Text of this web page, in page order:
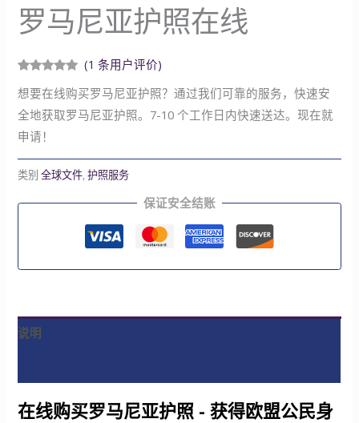
罗马尼亚护照在线
5，已有位
评价
(1 条用户评价)
想要在线购买罗马尼亚护照？通过我们可靠的服务，快速安
全地获取罗马尼亚护照。7-10 个工作日内快速送达。现在就
申请！
类别全球文件,护照服务
保证安全结账
说明
在线购买罗马尼亚护照 - 获得欧盟公民身